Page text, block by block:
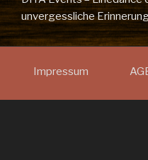
unvergessliche
Impressum